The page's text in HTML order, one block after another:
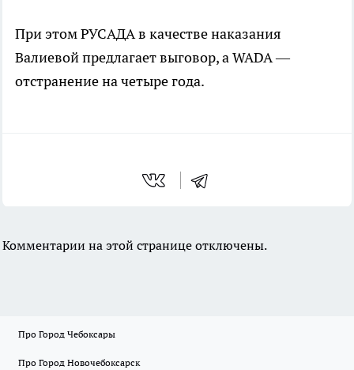
При этом РУСАДА в качестве наказания
Валиевой предлагает выговор, а WADA —
отстранение на четыре года.
Комментарии на этой странице отключены.
Про Город Чебоксары
Про Город Новочебоксарск